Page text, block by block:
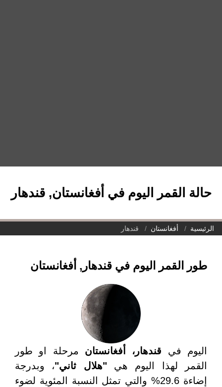
حالة القمر اليوم في أفغانستان, قندهار
الرئيسية أفغانستان قندهار
طور القمر اليوم في قندهار, أفغانستان
اليوم في قندهار، أفغانستان مرحلة او طور
القمر لهذا اليوم هي"هلال ثاني"، وبدرجة
إضاءة 29.6% والتي تمثل النسبة المئوية لضوء